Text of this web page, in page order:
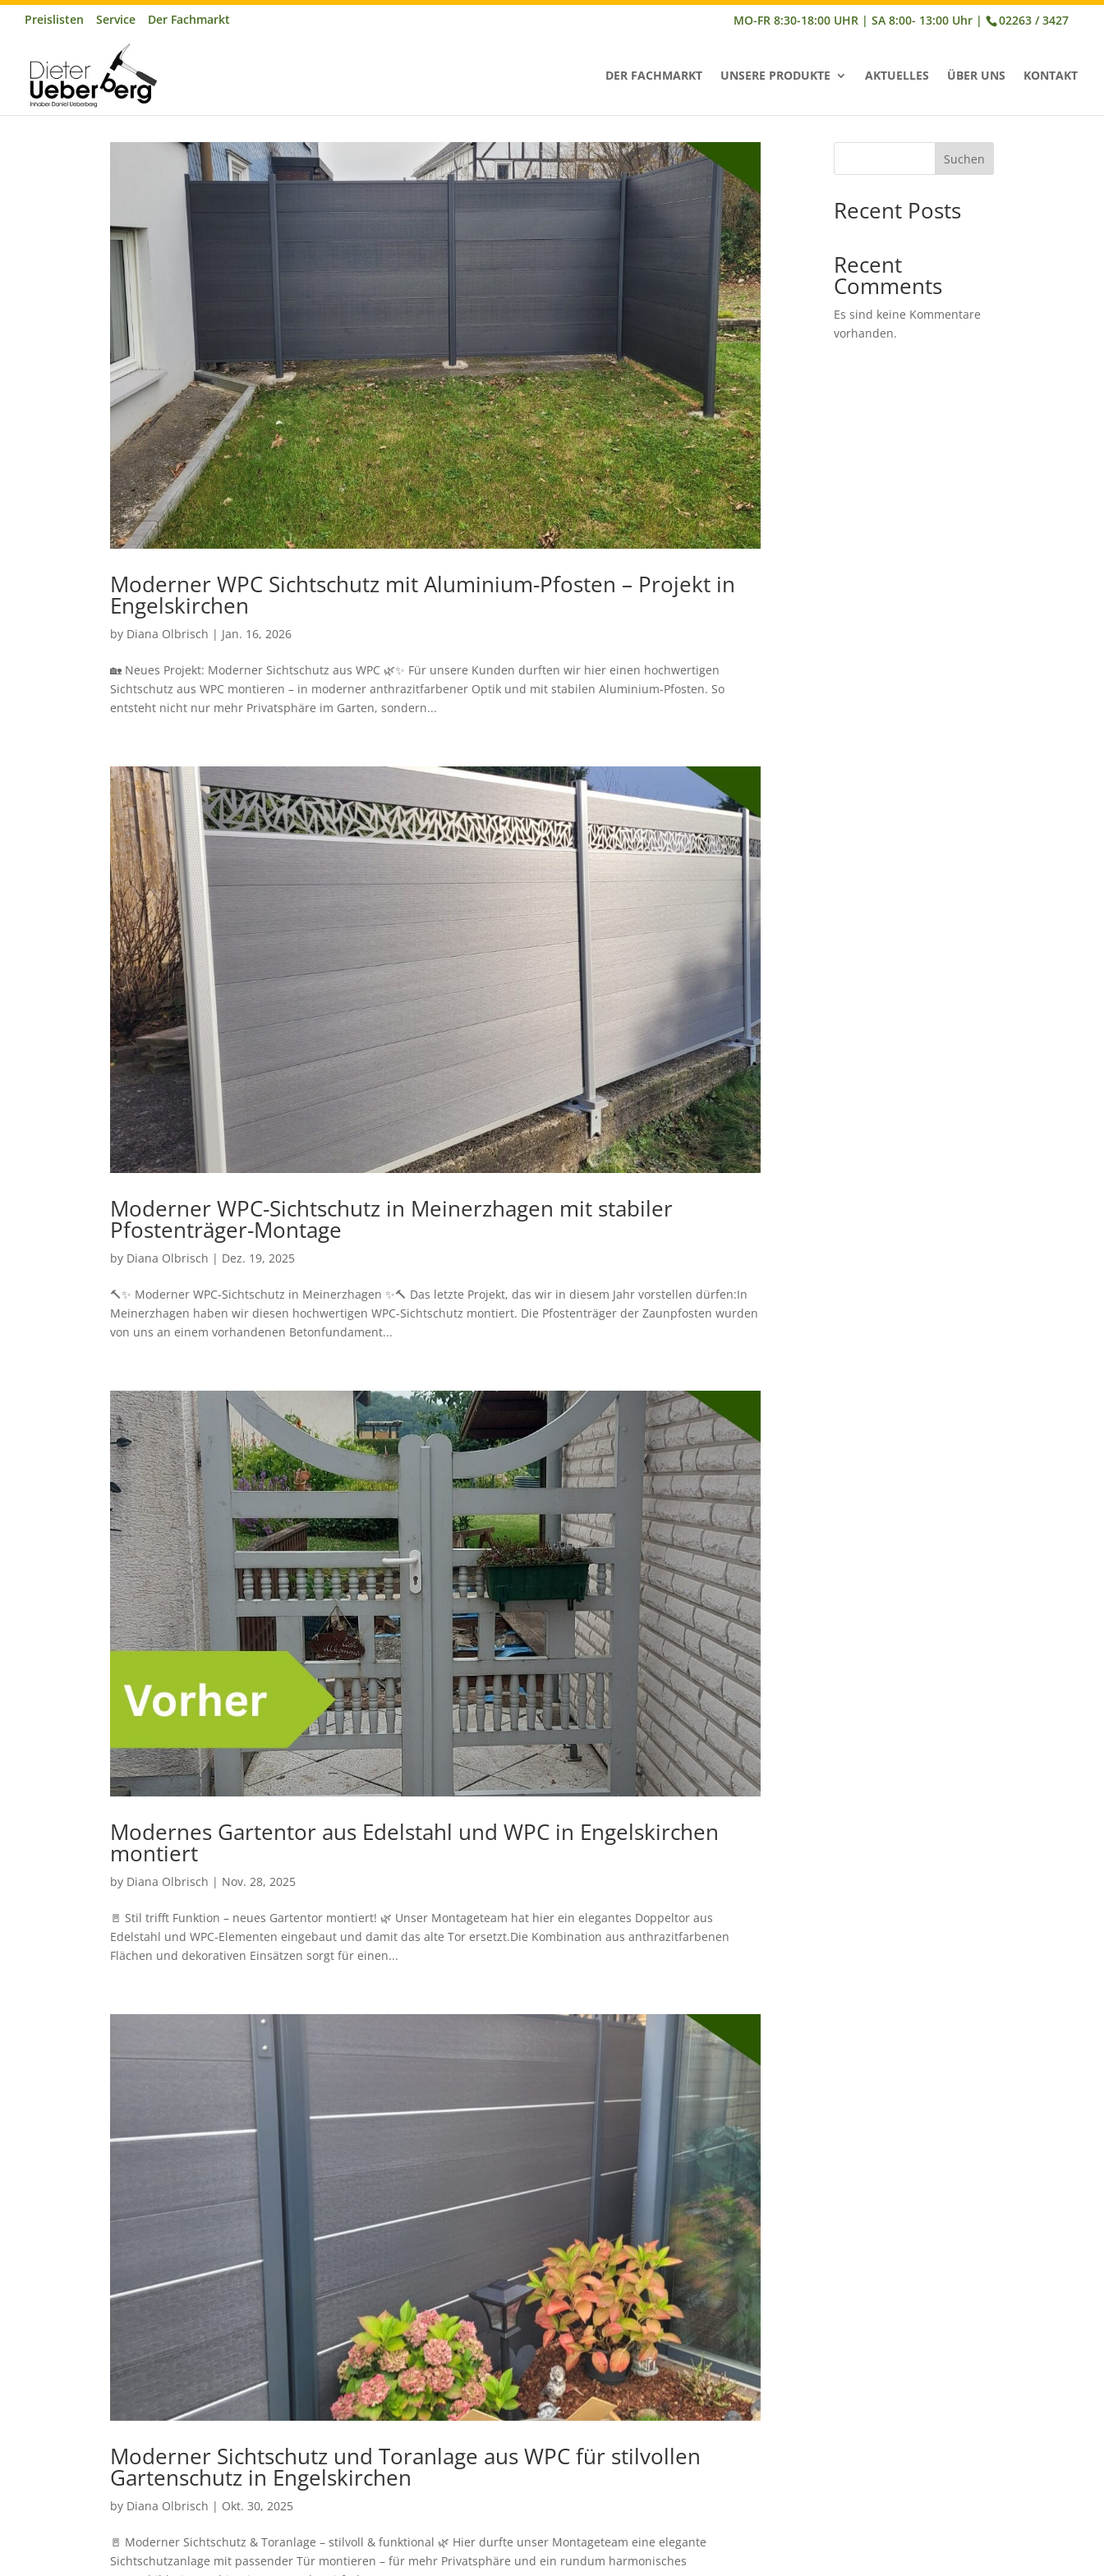
02263 / 3427
Preislisten Service Der Fachmarkt
DER FACHMARKT UNSERE PRODUKTE AKTUELLES ÜBER UNS KONTAKT
Moderner WPC Sichtschutz mit Aluminium-Pfosten – Projekt in
Engelskirchen
by Diana Olbrisch | Jan. 16, 2026
🏡 Neues Projekt: Moderner Sichtschutz aus WPC 🌿✨ Für unsere Kunden durften wir hier einen hochwertigen
Sichtschutz aus WPC montieren – in moderner anthrazitfarbener Optik und mit stabilen Aluminium-Pfosten. So
entsteht nicht nur mehr Privatsphäre im Garten, sondern...
Moderner WPC-Sichtschutz in Meinerzhagen mit stabiler
Pfostenträger-Montage
by Diana Olbrisch | Dez. 19, 2025
🔨✨ Moderner WPC-Sichtschutz in Meinerzhagen ✨🔨 Das letzte Projekt, das wir in diesem Jahr vorstellen dürfen:In
Meinerzhagen haben wir diesen hochwertigen WPC-Sichtschutz montiert. Die Pfostenträger der Zaunpfosten wurden
von uns an einem vorhandenen Betonfundament...
Modernes Gartentor aus Edelstahl und WPC in Engelskirchen
montiert
by Diana Olbrisch | Nov. 28, 2025
🚪 Stil trifft Funktion – neues Gartentor montiert! 🌿 Unser Montageteam hat hier ein elegantes Doppeltor aus
Edelstahl und WPC-Elementen eingebaut und damit das alte Tor ersetzt.Die Kombination aus anthrazitfarbenen
Flächen und dekorativen Einsätzen sorgt für einen...
Moderner Sichtschutz und Toranlage aus WPC für stilvollen
Gartenschutz in Engelskirchen
by Diana Olbrisch | Okt. 30, 2025
🚪 Moderner Sichtschutz & Toranlage – stilvoll & funktional 🌿 Hier durfte unser Montageteam eine elegante
Sichtschutzanlage mit passender Tür montieren – für mehr Privatsphäre und ein rundum harmonisches
Suchen
Recent Posts
Recent
Comments
Es sind keine Kommentare
vorhanden.